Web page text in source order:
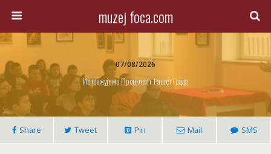
muzej foca.com
07/08/2026
Истражујемо Прошлост Нашег Града
Share Tweet Pin Mail SMS